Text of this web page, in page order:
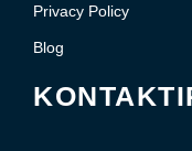
Privacy Policy
Blog